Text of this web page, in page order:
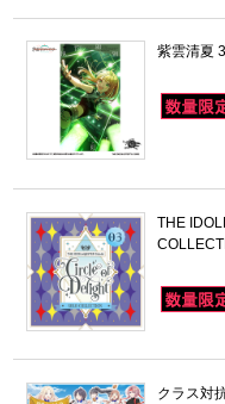
紫雲清夏
THE
クラス対